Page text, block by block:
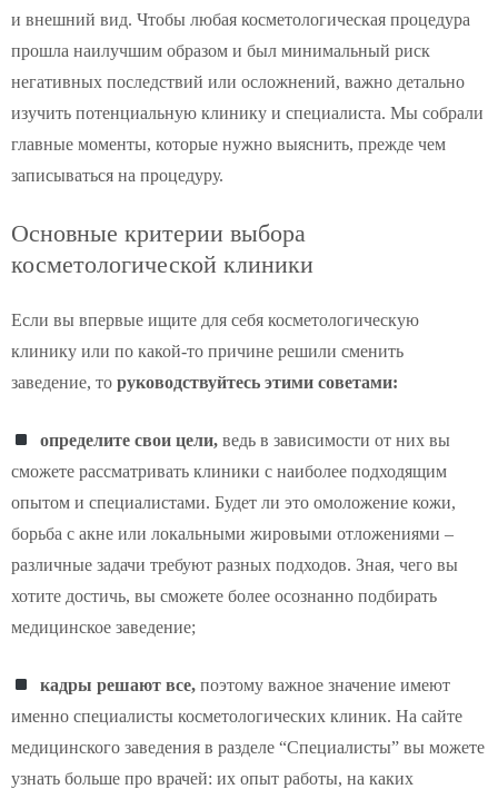
и внешний вид. Чтобы любая косметологическая процедура
прошла наилучшим образом и был минимальный риск
негативных последствий или осложнений, важно детально
изучить потенциальную клинику и специалиста. Мы собрали
главные моменты, которые нужно выяснить, прежде чем
записываться на процедуру.
Основные критерии выбора
косметологической клиники
Если вы впервые ищите для себя косметологическую
клинику или по какой-то причине решили сменить
заведение, то руководствуйтесь этими советами:
определите свои цели, ведь в зависимости от них вы
сможете рассматривать клиники с наиболее подходящим
опытом и специалистами. Будет ли это омоложение кожи,
борьба с акне или локальными жировыми отложениями –
различные задачи требуют разных подходов. Зная, чего вы
хотите достичь, вы сможете более осознанно подбирать
медицинское заведение;
кадры решают все,поэтому важное значение имеют
именно специалисты косметологических клиник. На сайте
медицинского заведения в разделе “Специалисты” вы можете
узнать больше про врачей: их опыт работы, на каких